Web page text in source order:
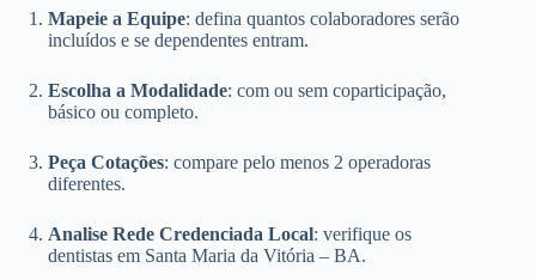
Mapeie a Equipe: defina quantos colaboradores serão
incluídos e se dependentes entram.
Escolha a Modalidade: com ou sem coparticipação,
básico ou completo.
Peça Cotações: compare pelo menos 2 operadoras
diferentes.
Analise Rede Credenciada Local: verifique os
dentistas em Santa Maria da Vitória – BA.